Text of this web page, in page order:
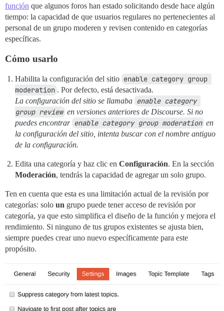
función que algunos foros han estado solicitando desde hace algún
tiempo: la capacidad de que usuarios regulares no pertenecientes al
personal de un grupo moderen y revisen contenido en categorías
específicas.
Cómo usarlo
Habilita la configuración del sitio enable category group
moderation . Por defecto, está desactivada.
La configuración del sitio se llamaba enable category
group review en versiones anteriores de Discourse. Si no
puedes encontrar enable category group moderation en
la configuración del sitio, intenta buscar con el nombre antiguo
de la configuración.
Edita una categoría y haz clic en Configuración. En la sección
Moderación, tendrás la capacidad de agregar un solo grupo.
Ten en cuenta que esta es una limitación actual de la revisión por
categorías: solo un grupo puede tener acceso de revisión por
categoría, ya que esto simplifica el diseño de la función y mejora el
rendimiento. Si ninguno de tus grupos existentes se ajusta bien,
siempre puedes crear uno nuevo específicamente para este
propósito.